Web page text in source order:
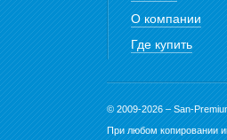
О компании
Где купить
© 2009-2026 – San-
При любом копировании